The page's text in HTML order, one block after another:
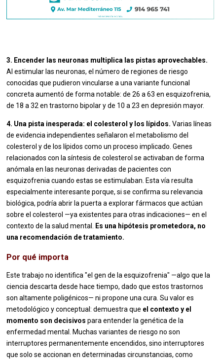
3. Encender las neuronas multiplica las pistas aprovechables.
Al estimular las neuronas, el número de regiones de riesgo
conocidas que pudieron vincularse a una variante funcional
concreta aumentó de forma notable: de 26 a 63 en esquizofrenia,
de 18 a 32 en trastorno bipolar y de 10 a 23 en depresión mayor.
4. Una pista inesperada: el colesterol y los lípidos. Varias líneas
de evidencia independientes señalaron el metabolismo del
colesterol y de los lípidos como un proceso implicado. Genes
relacionados con la síntesis de colesterol se activaban de forma
anómala en las neuronas derivadas de pacientes con
esquizofrenia cuando estas se estimulaban. Esta vía resulta
especialmente interesante porque, si se confirma su relevancia
biológica, podría abrir la puerta a explorar fármacos que actúan
sobre el colesterol —ya existentes para otras indicaciones— en el
contexto de la salud mental.
Es una hipótesis prometedora, no
una recomendación de tratamiento.
Por qué importa
Este trabajo no identifica "el gen de la esquizofrenia" —algo que la
ciencia descarta desde hace tiempo, dado que estos trastornos
son altamente poligénicos— ni propone una cura. Su valor es
metodológico y conceptual: demuestra que el contexto y el
momento son decisivos para entender la genética de la
enfermedad mental. Muchas variantes de riesgo no son
interruptores permanentemente encendidos, sino interruptores
que solo se accionan en determinadas circunstancias, como